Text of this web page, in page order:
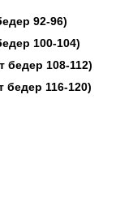
92-96)
100-104)
бедер 108-112)
бедер 116-120)